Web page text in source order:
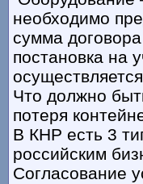
необходимо
сумма
постановка на
Что должно
потеря
В КНР есть 3
российским
Согласование